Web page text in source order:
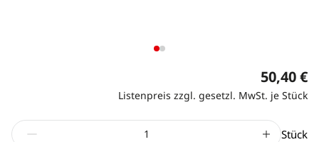
50,40 €
Listenpreis zzgl. gesetzl. MwSt. je Stück
Stück